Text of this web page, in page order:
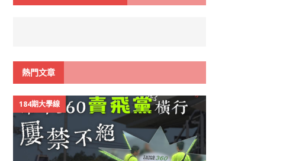
熱門文章
184期大學線